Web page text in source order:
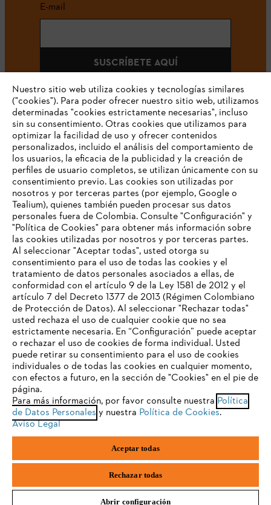
E-mail
SUSCRÍBETE AQUÍ
#STIHLCOLOMBIA
Nuestra empresa
Preguntas frecuentes
Contacto
Política tratamiento de datos personales Aviso legal
Cookies Información legal
STIHL S.A.S.Parque La Regional Aeropuerto, Interior 30, Rionegro,
TU NAVEGADOR NO ES
COMPATIBLE
El navegador que estás utilizando no es compatible con
nuestra página web. Para que puedas disfrutar de nuestro
contenido, utiliza uno de los siguientes navegadores:
firefox chrome
safari edge
Nuestro sitio web utiliza cookies y tecnologías similares
("cookies"). Para poder ofrecer nuestro sitio web, utilizamos
determinadas "cookies estrictamente necesarias", incluso
sin su consentimiento. Otras cookies que utilizamos para
optimizar la facilidad de uso y ofrecer contenidos
personalizados, incluido el análisis del comportamiento de
los usuarios, la eficacia de la publicidad y la creación de
perfiles de usuario completos, se utilizan únicamente con su
consentimiento previo. Las cookies son utilizadas por
nosotros y por terceras partes (por ejemplo, Google o
Tealium), quienes también pueden procesar sus datos
personales fuera de Colombia. Consulte "Configuración" y
"Política de Cookies" para obtener más información sobre
las cookies utilizadas por nosotros y por terceras partes.
Al seleccionar "Aceptar todas", usted otorga su
consentimiento para el uso de todas las cookies y el
tratamiento de datos personales asociados a ellas, de
conformidad con el artículo 9 de la Ley 1581 de 2012 y el
artículo 7 del Decreto 1377 de 2013 (Régimen Colombiano
de Protección de Datos). Al seleccionar "Rechazar todas"
usted rechaza el uso de cualquier cookie que no sea
estrictamente necesaria. En “Configuración” puede aceptar
o rechazar el uso de cookies de forma individual. Usted
puede retirar su consentimiento para el uso de cookies
individuales o de todas las cookies en cualquier momento,
con efectos a futuro, en la sección de "Cookies" en el pie de
página.
Para más información, por favor consulte nuestra Política
de Datos Personales y nuestra Política de Cookies.
Aviso Legal
Aceptar todas
Rechazar todas
Abrir configuración